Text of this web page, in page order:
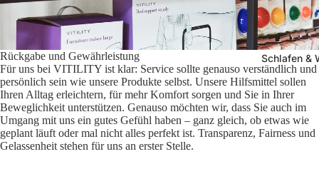
Schlafen &
Rückgabe und Gewährleistung
Für uns bei VITILITY ist klar: Service sollte genauso verständlich und
persönlich sein wie unsere Produkte selbst. Unsere Hilfsmittel sollen
Ihren Alltag erleichtern, für mehr Komfort sorgen und Sie in Ihrer
Beweglichkeit unterstützen. Genauso möchten wir, dass Sie auch im
Umgang mit uns ein gutes Gefühl haben – ganz gleich, ob etwas wie
geplant läuft oder mal nicht alles perfekt ist. Transparenz, Fairness und
Gelassenheit stehen für uns an erster Stelle.